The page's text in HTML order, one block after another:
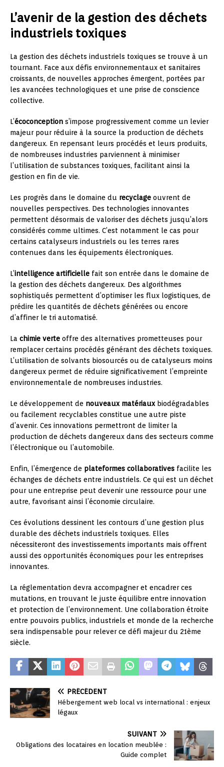
L’avenir de la gestion des déchets
industriels toxiques
La gestion des déchets industriels toxiques se trouve à un
tournant. Face aux défis environnementaux et sanitaires
croissants, de nouvelles approches émergent, portées par
les avancées technologiques et une prise de conscience
collective.
L’écoconception s’impose progressivement comme un levier
majeur pour réduire à la source la production de déchets
dangereux. En repensant leurs procédés et leurs produits,
de nombreuses industries parviennent à minimiser
l’utilisation de substances toxiques, facilitant ainsi la
gestion en fin de vie.
Les progrès dans le domaine du recyclage ouvrent de
nouvelles perspectives. Des technologies innovantes
permettent désormais de valoriser des déchets jusqu’alors
considérés comme ultimes. C’est notamment le cas pour
certains catalyseurs industriels ou les terres rares
contenues dans les équipements électroniques.
L’intelligence artificielle fait son entrée dans le domaine de
la gestion des déchets dangereux. Des algorithmes
sophistiqués permettent d’optimiser les flux logistiques, de
prédire les quantités de déchets générées ou encore
d’affiner le tri automatisé.
La chimie verte offre des alternatives prometteuses pour
remplacer certains procédés générant des déchets toxiques.
L’utilisation de solvants biosourcés ou de catalyseurs moins
dangereux permet de réduire significativement l’empreinte
environnementale de nombreuses industries.
Le développement de nouveaux matériauxbiodégradables
ou facilement recyclables constitue une autre piste
d’avenir. Ces innovations permettront de limiter la
production de déchets dangereux dans des secteurs comme
l’électronique ou l’automobile.
Enfin, l’émergence de plateformes collaboratives facilite les
échanges de déchets entre industriels. Ce qui est un déchet
pour une entreprise peut devenir une ressource pour une
autre, favorisant ainsi l’économie circulaire.
Ces évolutions dessinent les contours d’une gestion plus
durable des déchets industriels toxiques. Elles
nécessiteront des investissements importants mais offrent
aussi des opportunités économiques pour les entreprises
innovantes.
La réglementation devra accompagner et encadrer ces
mutations, en trouvant le juste équilibre entre innovation
et protection de l’environnement. Une collaboration étroite
entre pouvoirs publics, industriels et monde de la recherche
sera indispensable pour relever ce défi majeur du 21ème
siècle.
PRÉCÉDENT
Hébergement web local vs international : enjeux
légaux
SUIVANT
Obligations des locataires en location meublée :
Guide complet